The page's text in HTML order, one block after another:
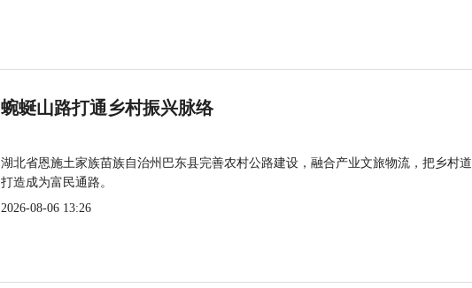
蜿蜒山路打通乡村振兴脉络
湖北省恩施土家族苗族自治州巴东县完善农村公路建设，融合产业文旅物流，把乡村
打造成为富民通路。
2026-08-06 13:26